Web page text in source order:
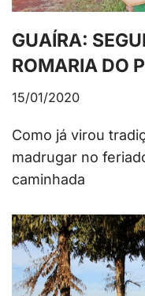
GUAÍRA:
ROMARIA DO
15/01/2020
Como já virou
madrugar no
caminhada